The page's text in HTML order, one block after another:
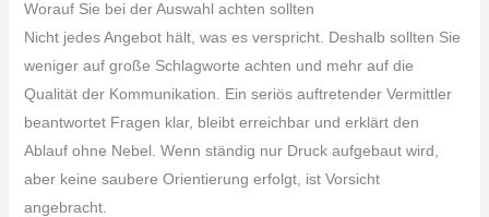
Worauf Sie bei der Auswahl achten sollten
Nicht jedes Angebot hält, was es verspricht. Deshalb sollten Sie
weniger auf große Schlagworte achten und mehr auf die
Qualität der Kommunikation. Ein seriös auftretender Vermittler
beantwortet Fragen klar, bleibt erreichbar und erklärt den
Ablauf ohne Nebel. Wenn ständig nur Druck aufgebaut wird,
aber keine saubere Orientierung erfolgt, ist Vorsicht
angebracht.